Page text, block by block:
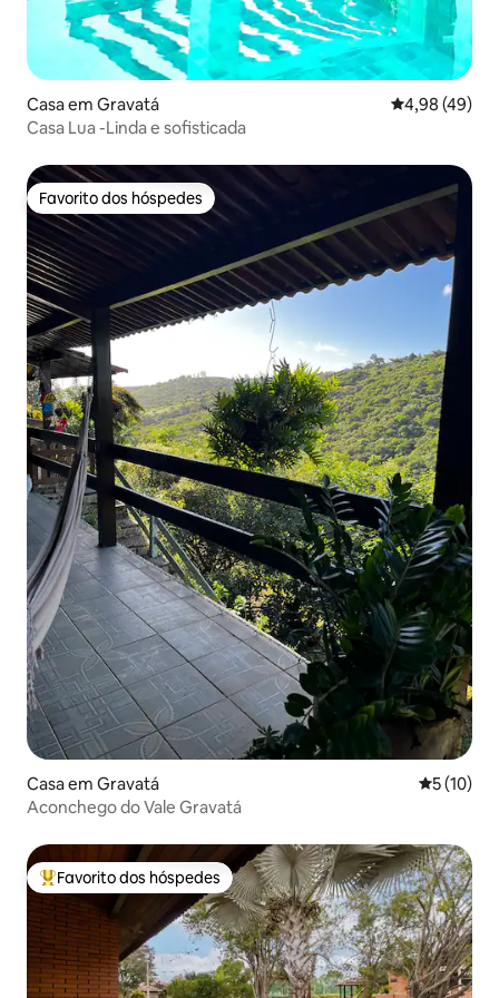
Casa em Gravatá Classificação
4,98 (49)
Casa Lua -Linda e sofisticada
Favorito dos hóspedes
Favorito dos hóspedes
Casa em Gravatá
5 (10)
Aconchego do Vale Gravatá
Favoritos dos hóspedes mais apreciados
Favorito dos hóspedes